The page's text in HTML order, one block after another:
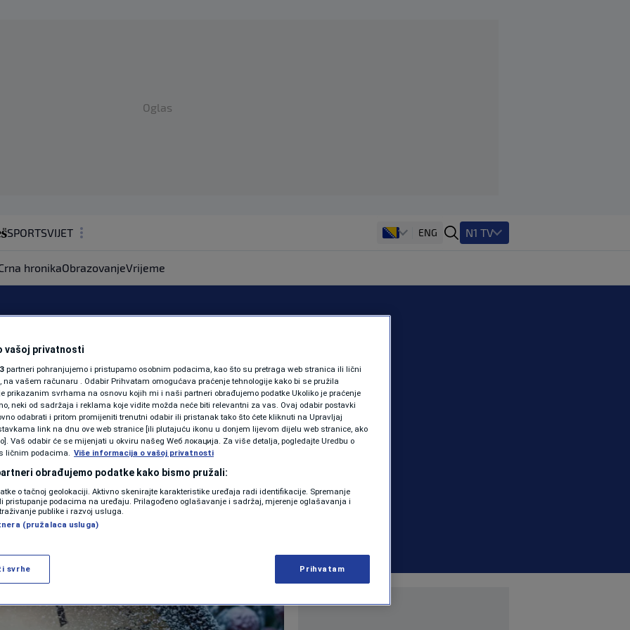
Oglas
SPORTSVIJET
ZDRAVLJE
SHOWBIZ
PODCAST
N1 SPECIJAL
FENOMENI
NEISTRAŽENO
VIRALNO
VIDEO
ENG N1 TV
hronikaObrazovanjeVrijeme
vremena,
jedan sat
VIJESTI 0 komentara
Više
vašoj privatnosti
partneri pohranjujemo i pristupamo osobnim podacima, kao što su pretraga web stranica ili lični
na vašem računaru . Odabir Prihvatam omogućava praćenje tehnologije kako bi se pružila
prikazanim svrhama na osnovu kojih mi i naši partneri obrađujemo podatke Ukoliko je praćenje
neki od sadržaja i reklama koje vidite možda neće biti relevantni za vas. Ovaj odabir postavki
odabrati i pritom promijeniti trenutni odabir ili pristanak tako što ćete kliknuti na Upravljaj
link na dnu ove web stranice [ili plutajuću ikonu u donjem lijevom dijelu web stranice, ako
Vaš odabir će se mijenjati u okviru našeg Wеб локација. Za više detalja, pogledajte Uredbu o
ličnim podacima. Više informacija o vašoj privatnosti
obrađujemo podatke kako bismo pružali:
o tačnoj geolokaciji. Aktivno skenirajte karakteristike uređaja radi identifikacije. Spremanje
pristupanje podacima na uređaju. Prilagođeno oglašavanje i sadržaj, mjerenje oglašavanja i
publike i razvoj usluga.
(pružalaca usluga)
svrhe Prihvatam